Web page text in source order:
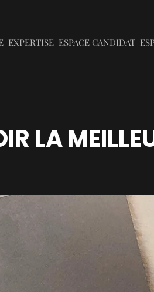
EXPERTISE ESPACE CANDIDAT
LA